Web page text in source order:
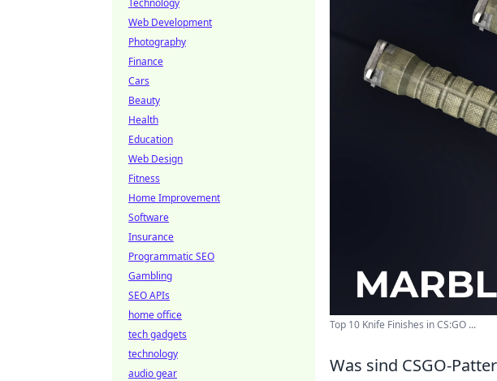
Top 10 Knife Finishes in CS:GO ...
Was sind CSGO-
Technology
Web Development
Photography
Finance
Cars
Beauty
Health
Education
Web Design
Fitness
Home Improvement
Software
Insurance
Programmatic SEO
Gambling
SEO APIs
home office
tech gadgets
technology
audio gear